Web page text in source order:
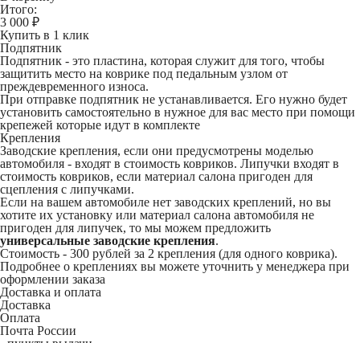
Итого:
3 000 ₽
Купить в 1 клик
Подпятник
Подпятник - это пластина, которая служит для того, чтобы
защитить место на коврике под педальным узлом от
преждевременного износа.
При отправке подпятник не устанавливается. Его нужно будет
установить самостоятельно в нужное для вас место при помощи
крепежей которые идут в комплекте
Крепления
Заводские крепления, если они предусмотрены моделью
автомобиля - входят в стоимость ковриков. Липучки входят в
стоимость ковриков, если материал салона пригоден для
сцепления с липучками.
Если на вашем автомобиле нет заводских креплений, но вы
хотите их установку или материал салона автомобиля не
пригоден для липучек, то мы можем предложить
универсальные заводские крепления.
Стоимость - 300 рублей за 2 крепления (для одного коврика).
Подробнее о креплениях вы можете уточнить у менеджера при
оформлении заказа
Доставка и оплата
Доставка
Оплата
Почта России